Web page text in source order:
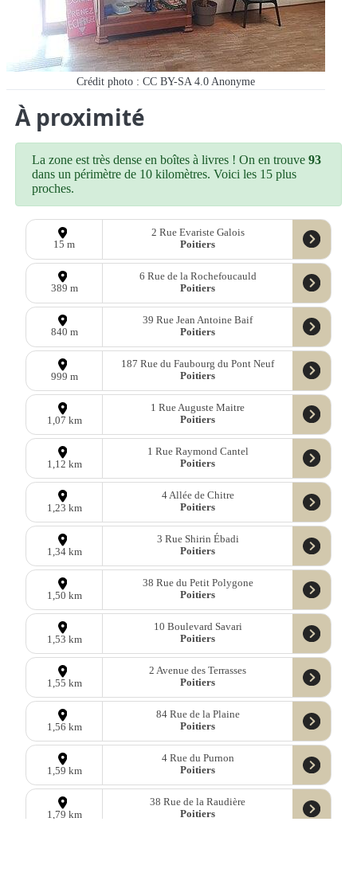
Crédit photo : CC BY-SA 4.0 Anonyme
À proximité
La zone est très dense en boîtes à livres ! On en trouve93
dans un périmètre de 10 kilomètres. Voici les 15 plus
proches.
15 m
2 Rue Evariste Galois
Poitiers
389 m
6 Rue de la Rochefoucauld
Poitiers
840 m
39 Rue Jean Antoine Baif
Poitiers
999 m
187 Rue du Faubourg du Pont Neuf
Poitiers
1,07 km
1 Rue Auguste Maitre
Poitiers
1,12 km
1 Rue Raymond Cantel
Poitiers
1,23 km
4 Allée de Chitre
Poitiers
1,34 km
3 Rue Shirin Ébadi
Poitiers
1,50 km
38 Rue du Petit Polygone
Poitiers
1,53 km
10 Boulevard Savari
Poitiers
1,55 km
2 Avenue des Terrasses
Poitiers
1,56 km
84 Rue de la Plaine
Poitiers
1,59 km
4 Rue du Purnon
Poitiers
1,79 km
38 Rue de la Raudière
Poitiers